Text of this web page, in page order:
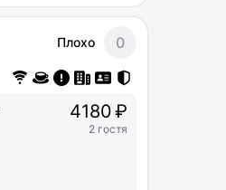
Плохо 0
4180 ₽
2 гостя